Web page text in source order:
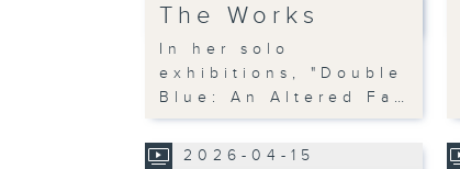
The Works
In her solo
exhibitions, "Double
Blue: An Altered Fa…
2026-04-15